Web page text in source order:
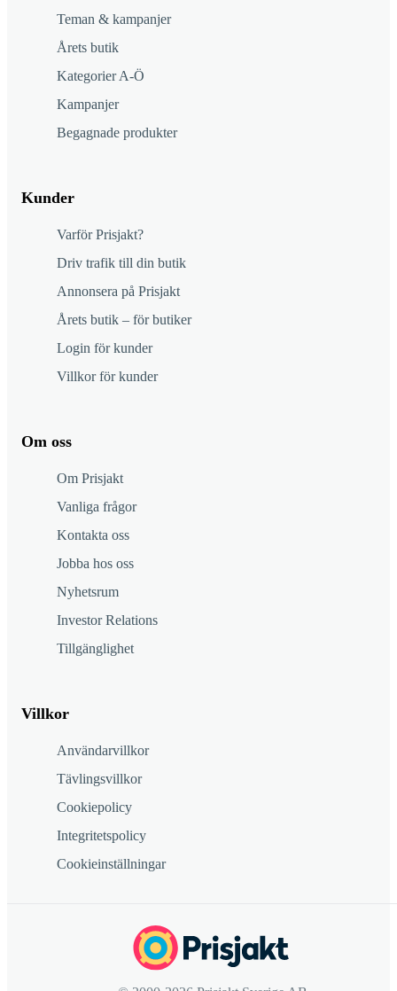
Teman & kampanjer
Årets butik
Kategorier A-Ö
Kampanjer
Begagnade produkter
Kunder
Varför Prisjakt?
Driv trafik till din butik
Annonsera på Prisjakt
Årets butik – för butiker
Login för kunder
Villkor för kunder
Om oss
Om Prisjakt
Vanliga frågor
Kontakta oss
Jobba hos oss
Nyhetsrum
Investor Relations
Tillgänglighet
Villkor
Användarvillkor
Tävlingsvillkor
Cookiepolicy
Integritetspolicy
Cookieinställningar